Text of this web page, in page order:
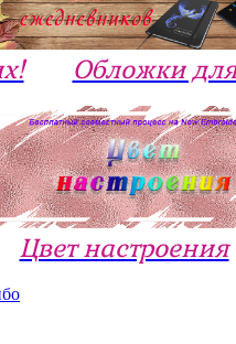
Обложки
Цвет настроения